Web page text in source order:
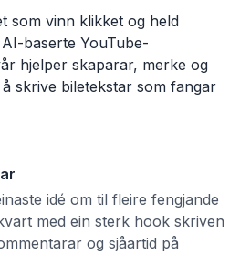
som vinn klikket og held
baserte YouTube-
hjelper skaparar, merke og
skrive biletekstar som fangar
idé om til fleire fengjande
med ein sterk hook skriven
og sjåartid på